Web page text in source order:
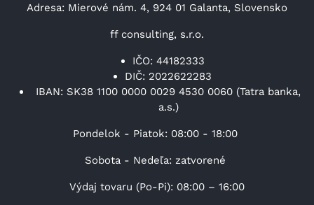
Adresa: Mierové nám. 4, 924 01 Galanta, Slovensko
ff consulting, s.r.o.
IČO: 44182333
DIČ: 2022622283
IBAN: SK38 1100 0000 0029 4530 0060 (Tatra banka,
a.s.)
Pondelok - Piatok: 08:00 - 18:00
Sobota - Nedeľa: zatvorené
Výdaj tovaru (Po-Pi): 08:00 – 16:00